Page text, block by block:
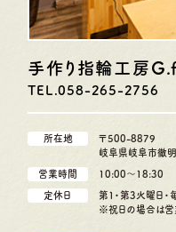
手作り指輪工房
TEL.058-265-2756
所在地
〒500-8879
岐阜県岐阜市徹
営業時間 10:00〜18:30
定休日
第1・第3火曜日・
※祝日の場合は営